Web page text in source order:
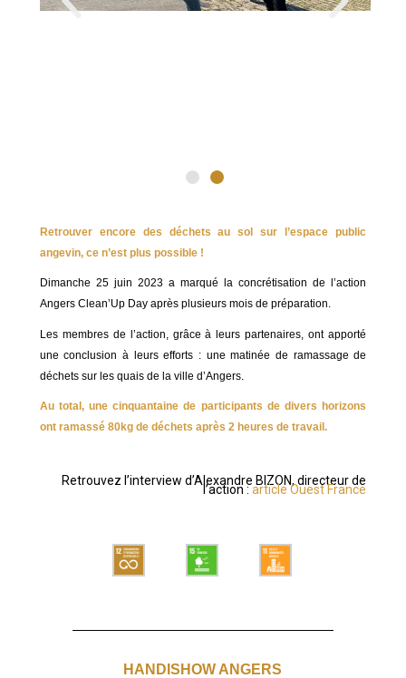
Retrouver encore des déchets au sol sur l’espace public
angevin, ce n’est plus possible !
Dimanche 25 juin 2023 a marqué la concrétisation de l’action
Angers Clean’Up Day après plusieurs mois de préparation.
Les membres de l’action, grâce à leurs partenaires, ont apporté
une conclusion à leurs efforts : une matinée de ramassage de
déchets sur les quais de la ville d’Angers.
Au total, une cinquantaine de participants de divers horizons
ont ramassé 80kg de déchets après 2 heures de travail.
Retrouvez l’interview d’Alexandre BIZON, directeur de
l’action :article Ouest France
HANDISHOW ANGERS